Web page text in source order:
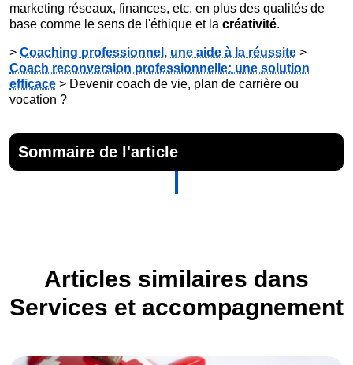
marketing réseaux, finances, etc. en plus des qualités de
base comme le sens de l'éthique et la créativité.
> Coaching professionnel, une aide à la réussite >
Coach reconversion professionnelle: une solution
efficace > Devenir coach de vie, plan de carrière ou
vocation ?
Sommaire de l'article
Articles similaires dans
Services et accompagnement